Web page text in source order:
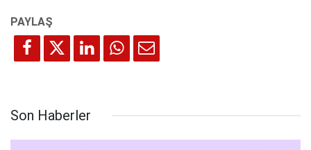
Son Haberler